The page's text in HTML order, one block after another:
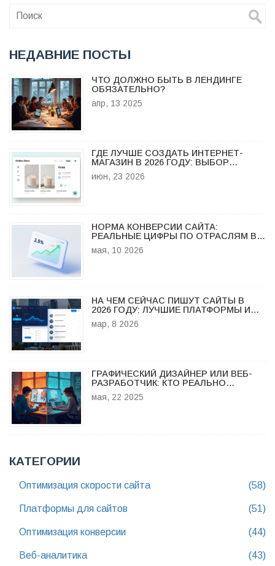
НЕДАВНИЕ ПОСТЫ
ЧТО ДОЛЖНО БЫТЬ В ЛЕНДИНГЕ
ОБЯЗАТЕЛЬНО?
апр, 13 2025
ГДЕ ЛУЧШЕ СОЗДАТЬ ИНТЕРНЕТ-
МАГАЗИН В 2026 ГОДУ: ВЫБОР
ПЛАТФОРМЫ
июн, 23 2026
НОРМА КОНВЕРСИИ САЙТА:
РЕАЛЬНЫЕ ЦИФРЫ ПО ОТРАСЛЯМ В
2026 ГОДУ И КАК УЛУЧШИТЬ
ПОКАЗАТЕЛИ
мая, 10 2026
НА ЧЕМ СЕЙЧАС ПИШУТ САЙТЫ В
2026 ГОДУ: ЛУЧШИЕ ПЛАТФОРМЫ И
ТЕХНОЛОГИИ
мар, 8 2026
ГРАФИЧЕСКИЙ ДИЗАЙНЕР ИЛИ ВЕБ-
РАЗРАБОТЧИК: КТО РЕАЛЬНО
ЗАРАБАТЫВАЕТ БОЛЬШЕ?
мая, 22 2025
КАТЕГОРИИ
Оптимизация скорости сайта (58)
Платформы для сайтов (51)
Оптимизация конверсии (44)
Веб-аналитика (43)